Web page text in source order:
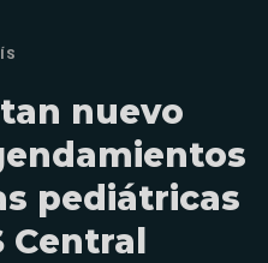
nuevo
pediátricas
Central